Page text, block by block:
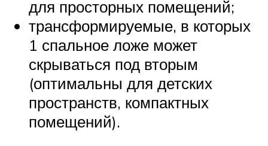
для просторных помещений;
трансформируемые, в которых
1 спальное ложе может
скрываться под вторым
(оптимальны для детских
пространств, компактных
помещений).